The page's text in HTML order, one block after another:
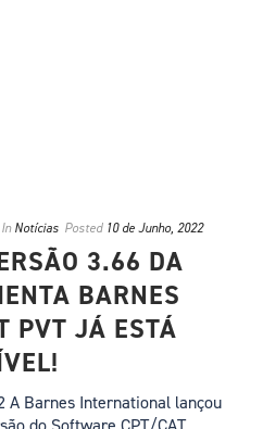
In Notícias Posted 10 de Junho, 2022
3.66 DA
BARNES
PVT JÁ ESTÁ
A Barnes International lançou